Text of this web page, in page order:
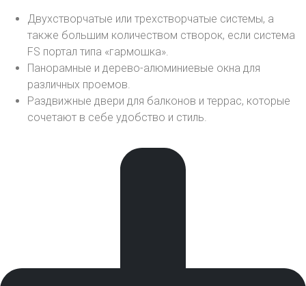
Двухстворчатые или трехстворчатые системы, а
также большим количеством створок, если система
FS портал типа «гармошка».
Панорамные и дерево-алюминиевые окна для
различных проемов.
Раздвижные двери для балконов и террас, которые
сочетают в себе удобство и стиль.